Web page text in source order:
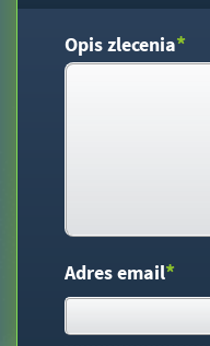
Opis zlecenia*
Adres email*